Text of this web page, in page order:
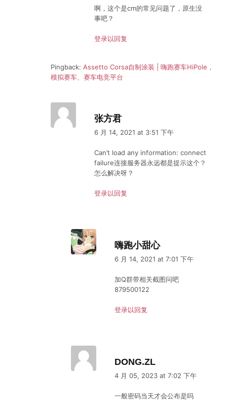
啊，这个是cm的常见问题了，原生没
事吧？
登录以回复
Pingback: Assetto Corsa自制涂装 | 嗨跑赛车HiPole，
模拟赛车、赛车电竞平台
张方君
6 月 14, 2021 at 3:51 下午
Can’t load any information: connect
failure连接服务器永远都是提示这个？
怎么解决呀？
登录以回复
嗨跑小甜心
6 月 14, 2021 at 7:01 下午
加Q群带相关截图问吧
879500122
登录以回复
DONG.ZL
4 月 05, 2023 at 7:02 下午
一般密码当天才会公布是吗